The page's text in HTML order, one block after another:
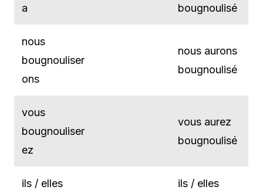
a
bougnoulisé
nous
bougnouliser
ons
nous aurons
bougnoulisé
vous
bougnouliser
ez
vous aurez
bougnoulisé
ils / elles
ils / elles